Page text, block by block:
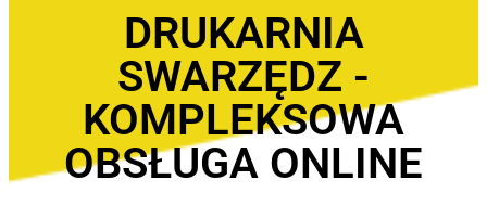
DRUKARNIA
SWARZĘDZ -
KOMPLEKSOWA
OBSŁUGA ONLINE